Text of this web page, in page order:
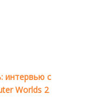
интервью с
Worlds 2